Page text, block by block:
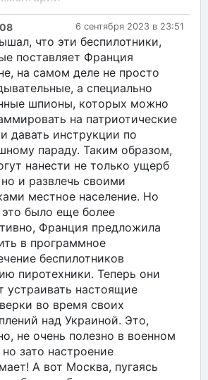
6 сентября 2023 в 23:51
что эти беспилотники,
поставляет Франция
на самом деле не просто
а специально
шпионы, которых можно
на патриотические
давать инструкции по
параду. Таким образом,
нанести не только ущерб
но и развлечь своими
местное население. Но
было еще более
Франция предложила
в программное
беспилотников
пиротехники. Теперь они
устраивать настоящие
во время своих
над Украиной. Это,
не очень полезно в военном
но зато настроение
А вот Москва, пугаясь